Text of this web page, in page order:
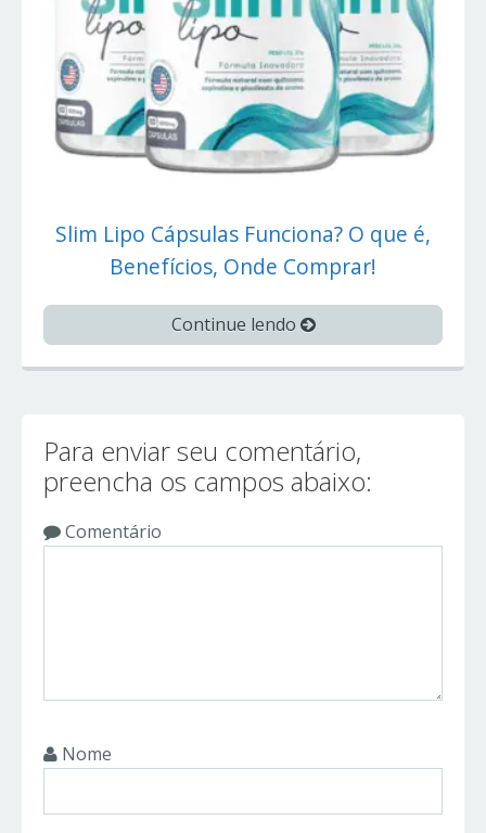
Slim Lipo Cápsulas Funciona? O que é,
Benefícios, Onde Comprar!
Continue lendo
Para enviar seu comentário,
preencha os campos abaixo:
Comentário
Nome